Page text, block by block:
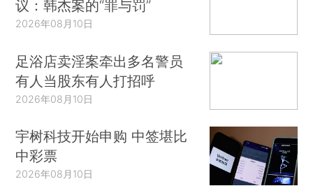
议：韩杰案的“罪与罚”
2026年08月10日
足浴店卖淫案牵出多名警员
有人当股东有人打招呼
2026年08月10日
宇树科技开始申购 中签堪比
中彩票
2026年08月10日